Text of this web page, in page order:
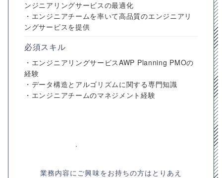
ンジニアリングサービスの最適化
・エンジニアチームを率いて高品質のエンジニアリ
ングサービスを提供
必須スキル
・エンジニアリングサービスAWP Planning PMOの
経験
・データ構造とアルゴリズムに関する専門知識
・エンジニアチームのマネジメント経験
業務内容にご興味をお持ちの方はとりあえ